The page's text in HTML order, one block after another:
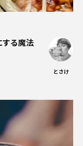
る魔法
とさけ